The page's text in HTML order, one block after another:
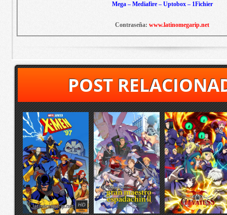
Mega – Mediafire – Uptobox – 1Fichier
Contraseña: www.latinomegarip.net
POST